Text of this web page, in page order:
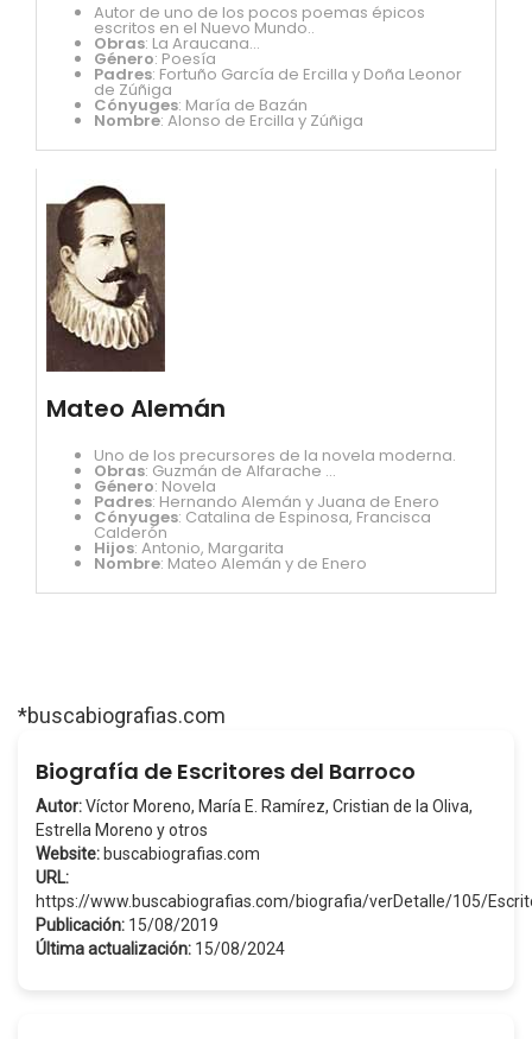
Autor de uno de los pocos poemas épicos
escritos en el Nuevo Mundo..
Obras: La Araucana...
Género: Poesía
Padres: Fortuño García de Ercilla y Doña Leonor
de Zúñiga
Cónyuges: María de Bazán
Nombre: Alonso de Ercilla y Zúñiga
Mateo Alemán
Uno de los precursores de la novela moderna.
Obras: Guzmán de Alfarache ...
Género: Novela
Padres: Hernando Alemán y Juana de Enero
Cónyuges: Catalina de Espinosa, Francisca
Calderón
Hijos: Antonio, Margarita
Nombre: Mateo Alemán y de Enero
*buscabiografias.com
Biografía de Escritores del Barroco
Autor:Víctor Moreno, María E. Ramírez, Cristian de la Oliva,
Estrella Moreno y otros
Website: buscabiografias.com
URL:
https://www.buscabiografias.com/biografia/verDetalle/105/
Publicación: 15/08/2019
Última actualización: 15/08/2024